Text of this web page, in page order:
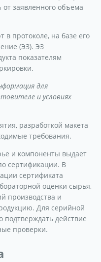
от заявленного объема
в протоколе, на базе его
(ЭЗ). ЭЗ
показателям
для
и условиях
разработкой макета
требования.
и компоненты выдает
сертификации. В
сертификата
оценки сырья,
производства и
Для серийной
подтверждать действие
проверки.